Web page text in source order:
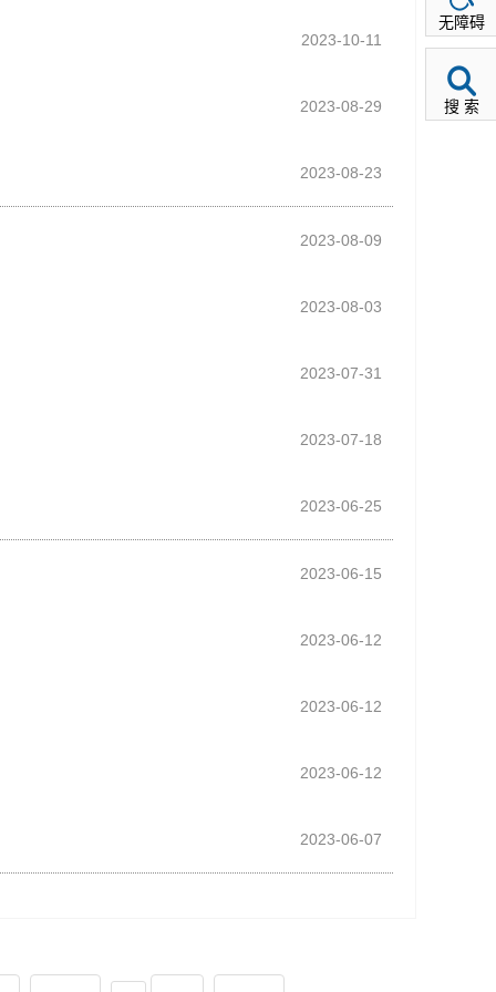
2023-10-11
2023-08-29
2023-08-23
2023-08-09
2023-08-03
2023-07-31
2023-07-18
2023-06-25
2023-06-15
2023-06-12
2023-06-12
2023-06-12
2023-06-07
无障碍
搜 索